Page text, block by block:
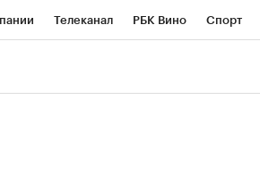
Телеканал РБК Вино Спорт